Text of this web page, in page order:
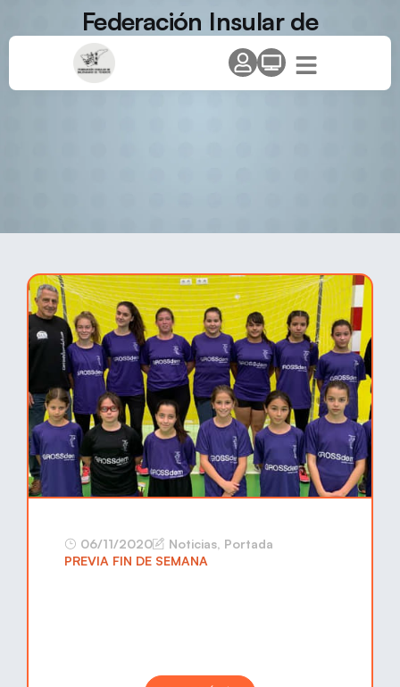
Federación Insular de
Balonmano
06/11/2020 Noticias, Portada
PREVIA FIN DE SEMANA